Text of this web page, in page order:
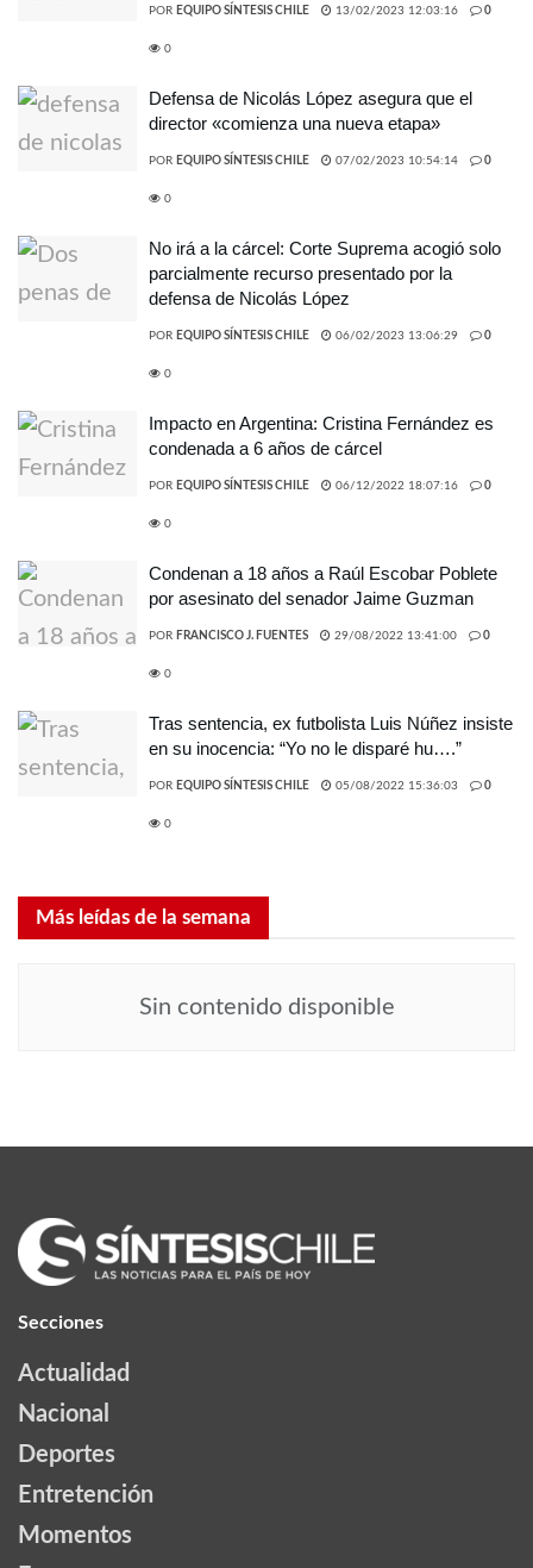
POR EQUIPO SÍNTESIS CHILE 13/02/2023 12:03:16 0
0
Defensa de Nicolás López asegura que el
director «comienza una nueva etapa»
POR EQUIPO SÍNTESIS CHILE 07/02/2023 10:54:14 0
0
No irá a la cárcel: Corte Suprema acogió solo
parcialmente recurso presentado por la
defensa de Nicolás López
POR EQUIPO SÍNTESIS CHILE 06/02/2023 13:06:29 0
0
Impacto en Argentina: Cristina Fernández es
condenada a 6 años de cárcel
POR EQUIPO SÍNTESIS CHILE 06/12/2022 18:07:16 0
0
Condenan a 18 años a Raúl Escobar Poblete
por asesinato del senador Jaime Guzman
POR FRANCISCO J. FUENTES 29/08/2022 13:41:00 0
0
Tras sentencia, ex futbolista Luis Núñez insiste
en su inocencia: “Yo no le disparé hu….”
POR EQUIPO SÍNTESIS CHILE 05/08/2022 15:36:03 0
0
Más leídas de la semana
Sin contenido disponible
Secciones
Actualidad
Nacional
Deportes
Entretención
Momentos